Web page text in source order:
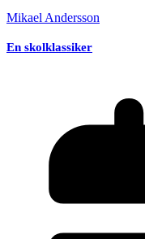
Mikael Andersson
En skolklassiker